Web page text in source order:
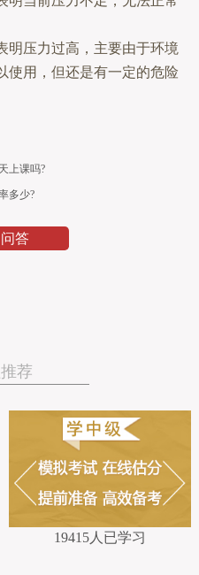
明压力过高，主要由于环境
使用，但还是有一定的危险
上课吗?
多少?
答
荐
19415人已学习